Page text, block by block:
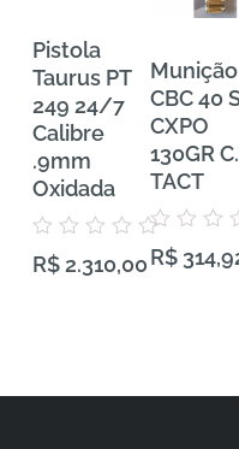
Pistola
Taurus PT
249 24/7
Calibre
.9mm
Oxidada
0
R$2.310,00
Munição
CBC 40
CXPO
130GR
TACT
0
R$